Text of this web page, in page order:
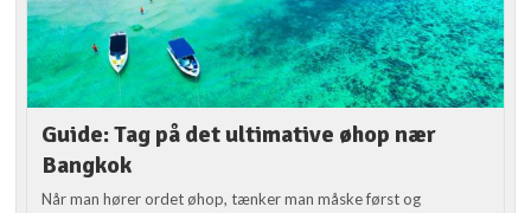
Guide: Tag på det ultimative øhop nær
Bangkok
Når man hører ordet øhop, tænker man måske først og